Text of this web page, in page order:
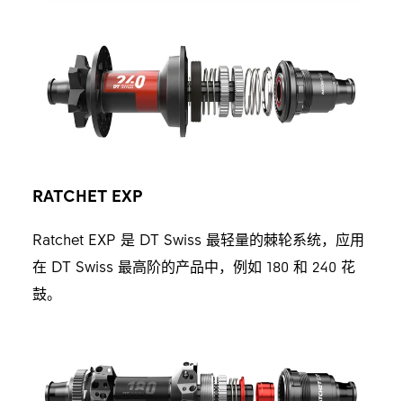
RATCHET EXP
Ratchet EXP 是 DT Swiss 最轻量的棘轮系统，应用
在 DT Swiss 最高阶的产品中，例如 180 和 240 花
鼓。